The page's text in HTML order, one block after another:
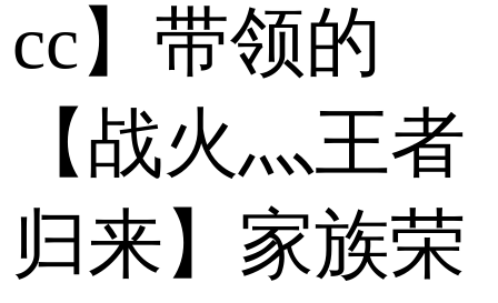
cc】带领的
【战火灬王者
归来】家族荣